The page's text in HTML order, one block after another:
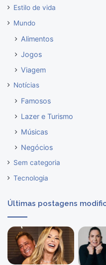
Estilo de vida
Mundo
Alimentos
Jogos
Viagem
Notícias
Famosos
Lazer e Turismo
Músicas
Negócios
Sem categoria
Tecnologia
Últimas postagens